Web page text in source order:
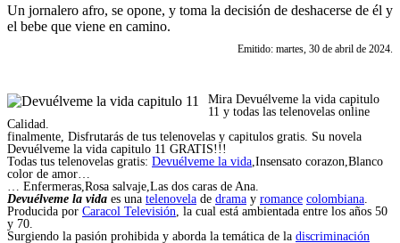
Un jornalero afro, se opone, y toma la decisión de deshacerse de él y
el bebe que viene en camino.
Emitido: martes, 30 de abril de 2024.
Mira Devuélveme la vida capitulo
11 y todas las telenovelas online
Calidad.
finalmente, Disfrutarás de tus telenovelas y capitulos gratis. Su novela
Devuélveme la vida capitulo 11 GRATIS!!!
Todas tus telenovelas gratis: Devuélveme la vida,Insensato corazon,Blanco
color de amor…
… Enfermeras,Rosa salvaje,Las dos caras de Ana.
Devuélveme la vida es una telenovela de drama y romance colombiana.
Producida por Caracol Televisión, la cual está ambientada entre los años 50
y 70.
Surgiendo la pasión prohibida y aborda la temática de la discriminación